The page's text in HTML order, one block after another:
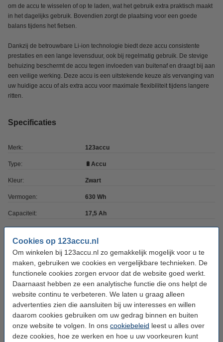
Cookies op 123accu.nl
Om winkelen bij 123accu.nl zo gemakkelijk mogelijk voor u te
maken, gebruiken we cookies en vergelijkbare technieken. De
functionele cookies zorgen ervoor dat de website goed werkt.
Daarnaast hebben ze een analytische functie die ons helpt de
website continu te verbeteren. We laten u graag alleen
advertenties zien die aansluiten bij uw interesses en willen
daarom cookies gebruiken om uw gedrag binnen en buiten
onze website te volgen. In ons cookiebeleid leest u alles over
deze cookies, hoe ze werken en hoe u uw voorkeuren kunt
om de accu te wisselen of op te laden, wat het gebruik extra praktisch maakt
in het dagelijks gebruik. Bovendien zorgt de plaatsing voor een goede
balans tijdens het fietsen.
Dankzij de betrouwbare Li-ion technologie biedt deze accu consistente
prestaties en een lange levensduur, ook bij regelmatig gebruik. De stevige
behuizing beschermt de accu tegen invloeden van buitenaf en draagt bij aan
een veilige werking. Deze accu is een uitstekende keuze als vervanging van
uw huidige accu of als extra accu voor maximale flexibiliteit tijdens langere
ritten.
Specificaties
Merk: 123accu
Type: 🔋Accu
Kleur: Zwart
Vermogen: 630 Wh
Capaciteit: 17,5 Ah
Accupositie: bagagedrager
Bestel geschikte lader mee!
Universele E-bike acculader 5.5 x 2.1 pin
(123accu huismerk)
€ 19,50